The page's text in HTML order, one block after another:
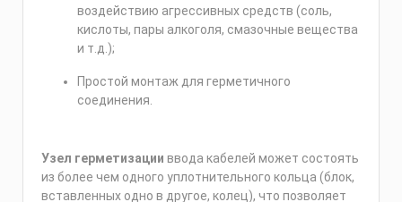
воздействию агрессивных средств (соль,
кислоты, пары алкоголя, смазочные вещества
и т.д.);
Простой монтаж для герметичного
соединения.
Узел герметизации ввода кабелей может состоять
из более чем одного уплотнительного кольца (блок,
вставленных одно в другое, колец), что позволяет